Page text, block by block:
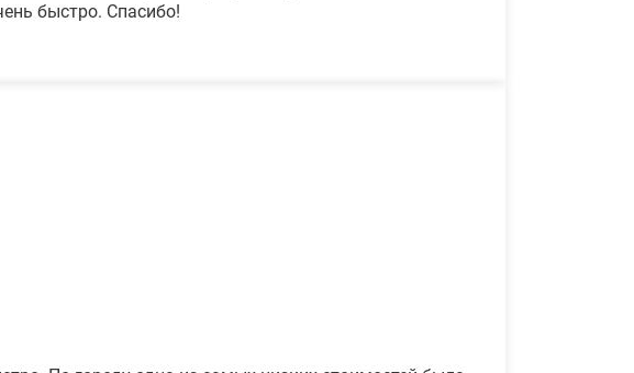
быстро. Спасибо!